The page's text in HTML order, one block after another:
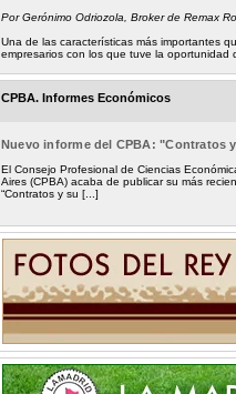
Por Gerónimo Odriozola, Broker de Remax
Una de las características más importantes
empresarios con los que tuve la oportunidad
CPBA. Informes Económicos
Nuevo informe del CPBA: "Contratos
El Consejo Profesional de Ciencias
Aires (CPBA) acaba de publicar su más
“Contratos y su [...]